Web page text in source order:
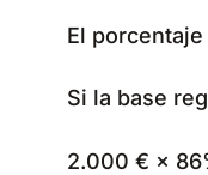
El
Si la base
2.000 € ×